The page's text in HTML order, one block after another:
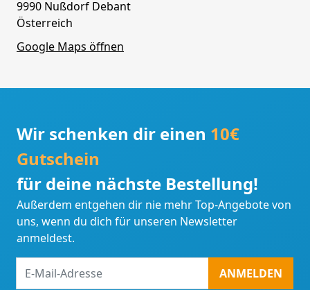
9990 Nußdorf Debant
Österreich
Google Maps öffnen
Wir schenken dir einen 10€
Gutschein
für deine nächste Bestellung!
Außerdem entgehen dir nie mehr Top-Angebote von
uns, wenn du dich für unseren Newsletter
anmeldest.
Mail-
ANMELDEN